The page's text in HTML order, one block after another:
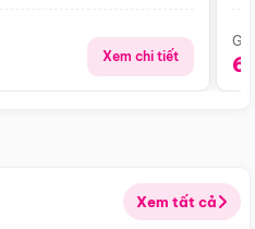
Xem chi tiết
Xem tất cả